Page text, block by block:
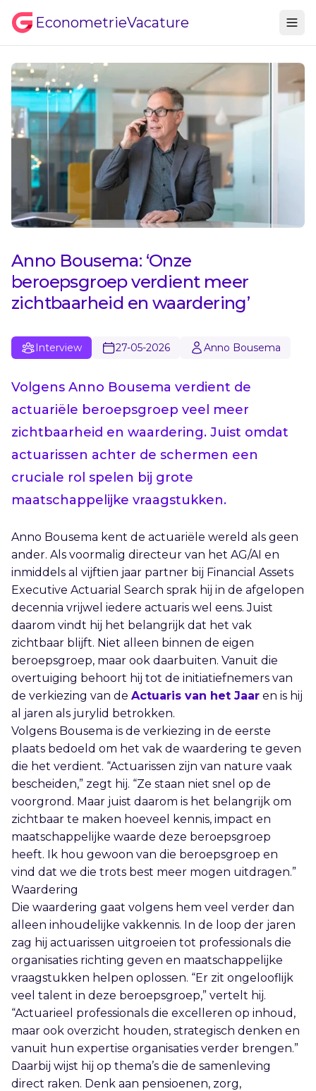
EconometrieVacature
Anno Bousema: ‘Onze
beroepsgroep verdient meer
zichtbaarheid en waardering’
Interview 27-05-2026 Anno Bousema
Volgens Anno Bousema verdient de
actuariële beroepsgroep veel meer
zichtbaarheid en waardering. Juist omdat
actuarissen achter de schermen een
cruciale rol spelen bij grote
maatschappelijke vraagstukken.
Anno Bousema kent de actuariële wereld als geen
ander. Als voormalig directeur van het AG/AI en
inmiddels al vijftien jaar partner bij Financial Assets
Executive Actuarial Search sprak hij in de afgelopen
decennia vrijwel iedere actuaris wel eens. Juist
daarom vindt hij het belangrijk dat het vak
zichtbaar blijft. Niet alleen binnen de eigen
beroepsgroep, maar ook daarbuiten. Vanuit die
overtuiging behoort hij tot de initiatiefnemers van
de verkiezing van de Actuaris van het Jaar en is hij
al jaren als jurylid betrokken.
Volgens Bousema is de verkiezing in de eerste
plaats bedoeld om het vak de waardering te geven
die het verdient. “Actuarissen zijn van nature vaak
bescheiden,” zegt hij. “Ze staan niet snel op de
voorgrond. Maar juist daarom is het belangrijk om
zichtbaar te maken hoeveel kennis, impact en
maatschappelijke waarde deze beroepsgroep
heeft. Ik hou gewoon van die beroepsgroep en
vind dat we die trots best meer mogen uitdragen.”
Waardering
Die waardering gaat volgens hem veel verder dan
alleen inhoudelijke vakkennis. In de loop der jaren
zag hij actuarissen uitgroeien tot professionals die
organisaties richting geven en maatschappelijke
vraagstukken helpen oplossen. “Er zit ongelooflijk
veel talent in deze beroepsgroep,” vertelt hij.
“Actuarieel professionals die excelleren op inhoud,
maar ook overzicht houden, strategisch denken en
vanuit hun expertise organisaties verder brengen.”
Daarbij wijst hij op thema’s die de samenleving
direct raken. Denk aan pensioenen, zorg,